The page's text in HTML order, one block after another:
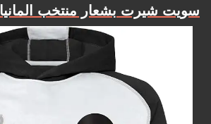
سويت شيرت بشعار منتخب المانيا